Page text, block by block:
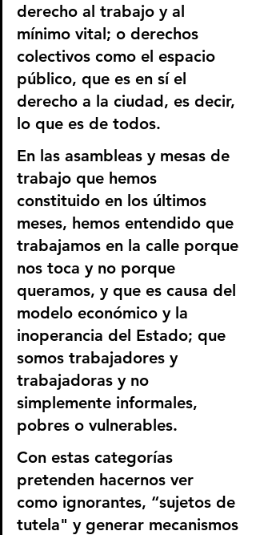
derecho al trabajo y al
mínimo vital; o derechos
colectivos como el espacio
público, que es en sí el
derecho a la ciudad, es decir,
lo que es de todos.
En las asambleas y mesas de
trabajo que hemos
constituido en los últimos
meses, hemos entendido que
trabajamos en la calle porque
nos toca y no porque
queramos, y que es causa del
modelo económico y la
inoperancia del Estado; que
somos trabajadores y
trabajadoras y no
simplemente informales,
pobres o vulnerables.
Con estas categorías
pretenden hacernos ver
como ignorantes, “sujetos de
tutela" y generar mecanismos